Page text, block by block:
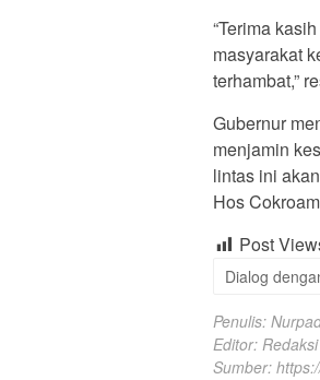
“Terima
masyarakat
terhambat,”
Gubernur
menjamin
lintas ini
Hos
Post
Dialog
Penulis:
Editor: Redaksi
Sumber: